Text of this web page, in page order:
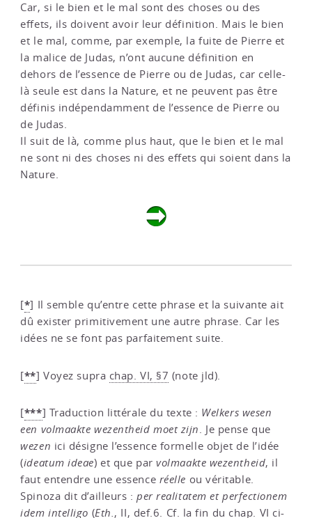
Car, si le bien et le mal sont des choses ou des
effets, ils doivent avoir leur définition. Mais le bien
et le mal, comme, par exemple, la fuite de Pierre et
la malice de Judas, n’ont aucune définition en
dehors de l’essence de Pierre ou de Judas, car celle-
là seule est dans la Nature, et ne peuvent pas être
définis indépendamment de l’essence de Pierre ou
de Judas.
Il suit de là, comme plus haut, que le bien et le mal
ne sont ni des choses ni des effets qui soient dans la
Nature.
[*] Il semble qu’entre cette phrase et la suivante ait
dû exister primitivement une autre phrase. Car les
idées ne se font pas parfaitement suite.
[**]Voyez supra chap. VI, §7 (note jld).
[***] Traduction littérale du texte : Welkers wesen
een volmaakte wezentheid moet zijn. Je pense que
wezen ici désigne l’essence formelle objet de l’idée
(ideatum ideae) et que parvolmaakte wezentheid, il
faut entendre une essence réelle ou véritable.
Spinoza dit d’ailleurs :per realitatem et perfectionem
idem intelligo (Eth., II, def.6. Cf. la fin du chap. VI ci-